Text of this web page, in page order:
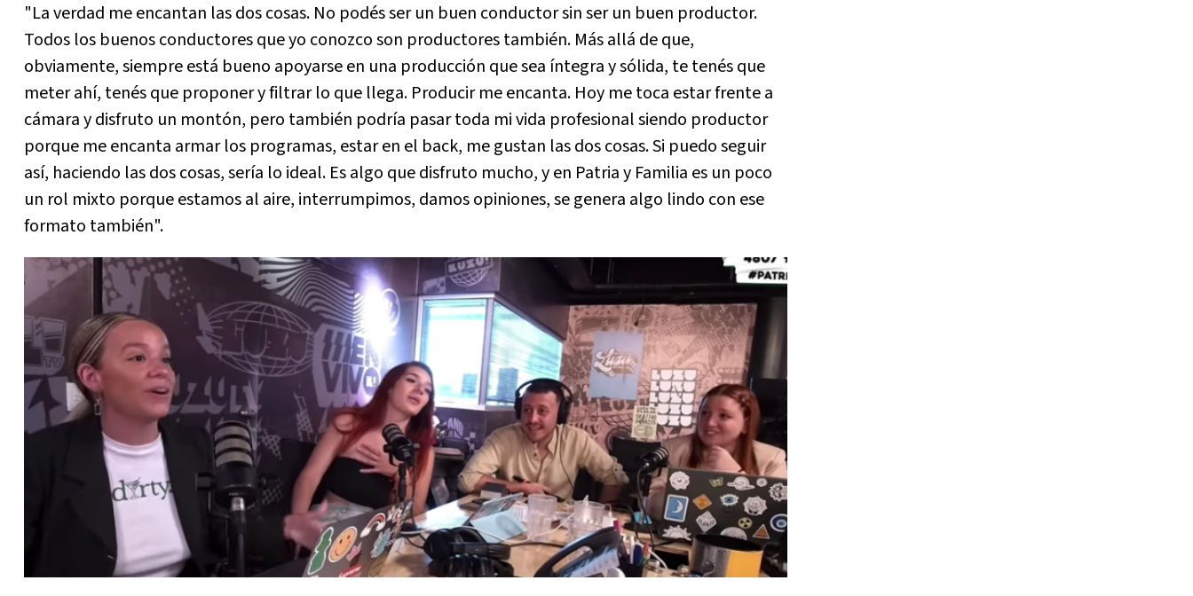
"La verdad me encantan las dos cosas. No podés ser un buen conductor sin ser un buen productor.
Todos los buenos conductores que yo conozco son productores también. Más allá de que,
obviamente, siempre está bueno apoyarse en una producción que sea íntegra y sólida, te tenés que
meter ahí, tenés que proponer y filtrar lo que llega. Producir me encanta. Hoy me toca estar frente a
cámara y disfruto un montón, pero también podría pasar toda mi vida profesional siendo productor
porque me encanta armar los programas, estar en el back, me gustan las dos cosas. Si puedo seguir
así, haciendo las dos cosas, sería lo ideal. Es algo que disfruto mucho, y en Patria y Familia es un poco
un rol mixto porque estamos al aire, interrumpimos, damos opiniones, se genera algo lindo con ese
formato también".